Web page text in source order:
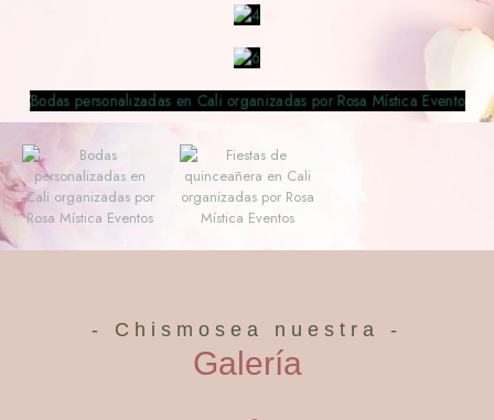
- Chismosea nuestra -
Galería